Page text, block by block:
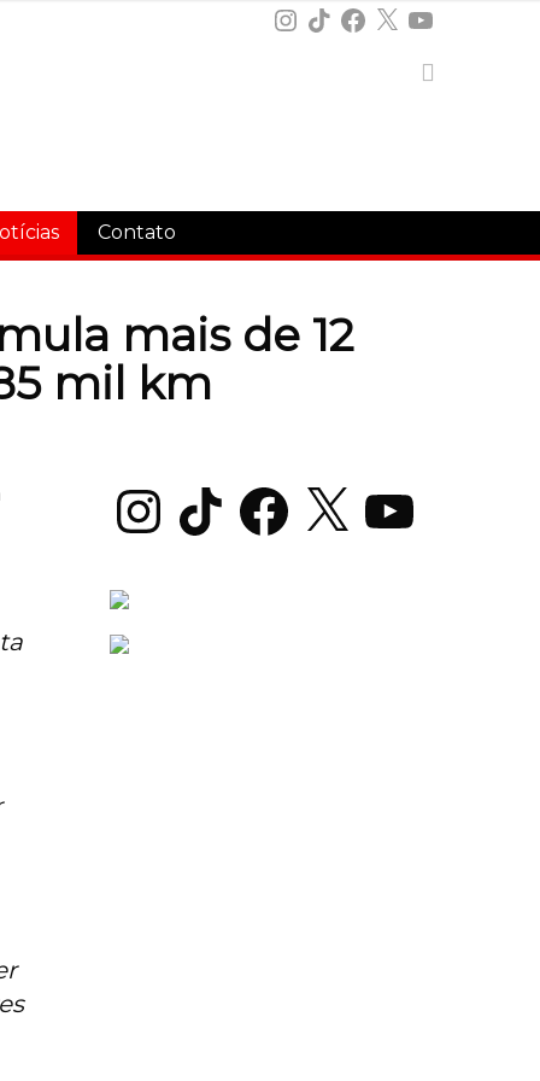
Instagram
TikTokFacebook
X YouTube
Contato
mais de 12
mil km
InstagramTikTok Facebook
X YouTube